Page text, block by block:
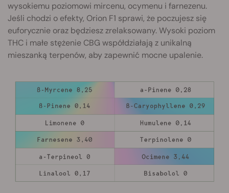
wysokiemu poziomowi mircenu, ocymenu i farnezenu.
Jeśli chodzi o efekty, Orion F1 sprawi, że poczujesz się
euforycznie oraz będziesz zrelaksowany. Wysoki poziom
THC i małe stężenie CBG współdziałają z unikalną
mieszanką terpenów, aby zapewnić mocne upalenie.